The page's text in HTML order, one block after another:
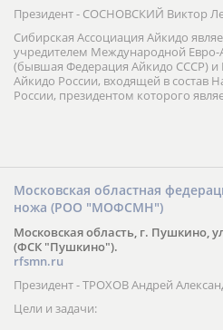
Президент - СОСНОВСКИЙ Виктор
Сибирская Ассоциация Айкидо
учредителем Международной Евро-
(бывшая Федерация Айкидо СССР) и
Айкидо России, входящей в состав
России, президентом которого
Московская областная
ножа (РОО "МОФСМН")
Московская область, г. Пушкино,
(ФСК "Пушкино").
rfsmn.ru
Президент - ТРОХОВ Андрей
Цели и задачи: